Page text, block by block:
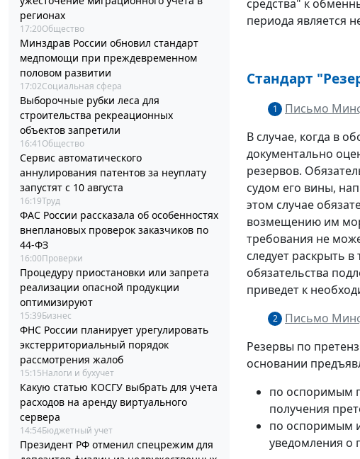
регионах
17:20Общество
Минздрав России обновил стандарт
медпомощи при преждевременном
половом развитии
17:02Социальная сфера
Выборочные рубки леса для
строительства рекреационных
объектов запретили
16:41 Общество
Сервис автоматического
аннулирования патентов за неуплату
запустят с 10 августа
16:19Труд
ФАС России рассказала об особенностях
внеплановых проверок заказчиков по
44-ФЗ
16:00Проверки
Процедуру приостановки или запрета
реализации опасной продукции
оптимизируют
15:39Бизнес
ФНС России планирует урегулировать
экстерриториальный порядок
рассмотрения жалоб
15:15Налоги и бухучет
Какую статью КОСГУ выбрать для учета
расходов на аренду виртуального
сервера
14:54Бюджетный учет
Президент РФ отменил спецрежим для
средства" к
периода является
Стандарт
1
Письмо
В случае, когда в
документально
резервов.
судом его вины,
этом случае
возмещению им
требования не
следует раскрыть
обязательства
приведет к
2
Письмо
Резервы по
основании
по оспоримым
получения
по оспоримым
уведомления о